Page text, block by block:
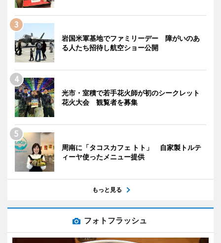
岩国米軍基地でファミリーデー 障がいのあ
る人たち招待し航空ショー公開
光市・室積で若手花火師が初のシークレット
花火大会 観覧者を募集
周南に「タコスカフェ トト」 自家製トルテ
ィーヤ使ったメニュー提供
もっと見る
フォトフラッシュ